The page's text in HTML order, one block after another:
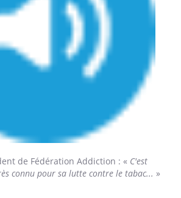
de Fédération Addiction : « C'est
connu pour sa lutte contre le tabac... »